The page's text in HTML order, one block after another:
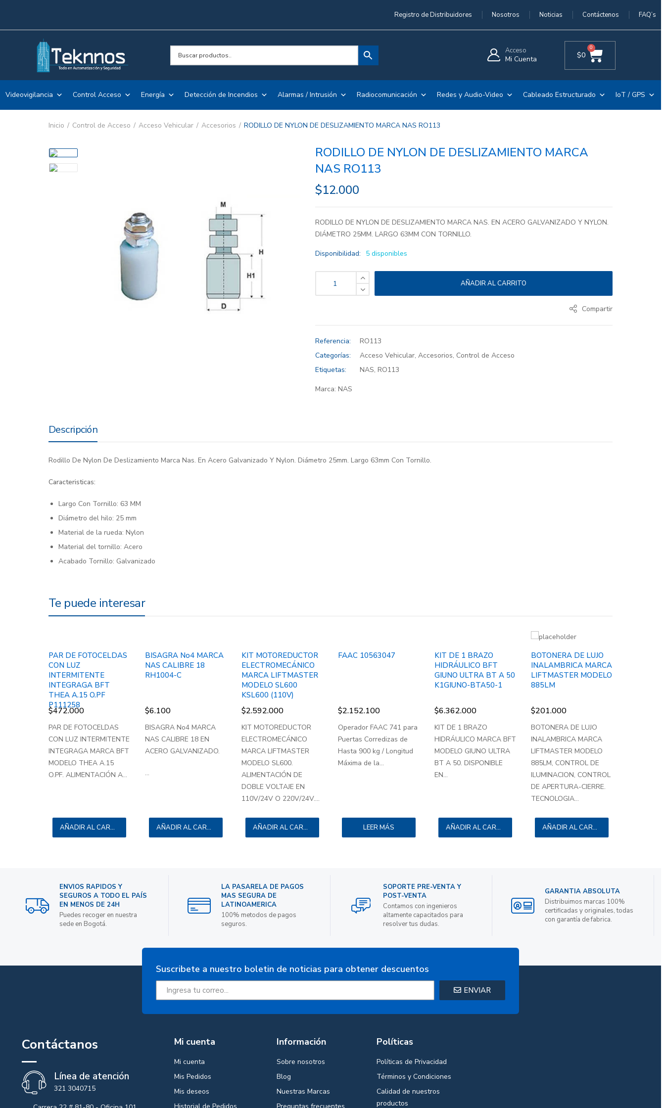
Registro de Distribuidores Nosotros Noticias Contáctenos FAQ’s
Acceso
Mi Cuenta $0
0
Videovigilancia Control Acceso Energía Detección de Incendios Alarmas / Intrusión Radiocomunicación Redes y Audio-Video Cableado Estructurado IoT / GPS
Inicio Control de Acceso Acceso Vehicular Accesorios RODILLO DE NYLON DE DESLIZAMIENTO MARCA NAS RO113
RODILLO DE NYLON DE DESLIZAMIENTO MARCA
NAS RO113
$12.000
RODILLO DE NYLON DE DESLIZAMIENTO MARCA NAS. EN ACERO GALVANIZADO Y NYLON.
DIÁMETRO 25MM. LARGO 63MM CON TORNILLO.
Disponibilidad: 5 disponibles
AÑADIR AL CARRITO
Compartir
Referencia:
RO113
Categorías:
Acceso Vehicular,Accesorios, Control de Acceso
Etiquetas:
NAS,RO113
Marca:NAS
Descripción
Rodillo De Nylon De Deslizamiento Marca Nas. En Acero Galvanizado Y Nylon. Diámetro 25mm. Largo 63mm Con Tornillo.
Caracteristicas:
Largo Con Tornillo: 63 MM
Diámetro del hilo: 25 mm
Material de la rueda: Nylon
Material del tornillo: Acero
Acabado Tornillo: Galvanizado
Te puede interesar
PAR DE FOTOCELDAS
CON LUZ
INTERMITENTE
INTEGRAGA BFT
THEA A.15 O.PF
P111258
$472.000
PAR DE FOTOCELDAS
CON LUZ INTERMITENTE
INTEGRAGA MARCA BFT
MODELO THEA A.15
O.PF. ALIMENTACIÓN A...
AÑADIR AL CARRITO
BISAGRA No4 MARCA
NAS CALIBRE 18
RH1004-C
$6.100
BISAGRA No4 MARCA
NAS CALIBRE 18 EN
ACERO GALVANIZADO.
...
AÑADIR AL CARRITO
KIT MOTOREDUCTOR
ELECTROMECÁNICO
MARCA LIFTMASTER
MODELO SL600
KSL600 (110V)
$2.592.000
KIT MOTOREDUCTOR
ELECTROMECÁNICO
MARCA LIFTMASTER
MODELO SL600.
ALIMENTACIÓN DE
DOBLE VOLTAJE EN
110V/24V O 220V/24V....
AÑADIR AL CARRITO
FAAC 10563047
$2.152.100
Operador FAAC 741 para
Puertas Corredizas de
Hasta 900 kg / Longitud
Máxima de la...
LEER MÁS
KIT DE 1 BRAZO
HIDRÁULICO BFT
GIUNO ULTRA BT A 50
K1GIUNO-BTA50-1
$6.362.000
KIT DE 1 BRAZO
HIDRÁULICO MARCA BFT
MODELO GIUNO ULTRA
BT A 50. DISPONIBLE
EN...
AÑADIR AL CARRITO
BOTONERA DE LUJO
INALAMBRICA MARCA
LIFTMASTER MODELO
885LM
$201.000
BOTONERA DE LUJO
INALAMBRICA MARCA
LIFTMASTER MODELO
885LM, CONTROL DE
ILUMINACION, CONTROL
DE APERTURA-CIERRE.
TECNOLOGIA...
AÑADIR AL CARRITO
ENVIOS RAPIDOS Y
SEGUROS A TODO EL PAÍS
EN MENOS DE 24H
Puedes recoger en nuestra
sede en Bogotá.
LA PASARELA DE PAGOS
MAS SEGURA DE
LATINOAMERICA
100% metodos de pagos
seguros.
SOPORTE PRE-VENTA Y
POST-VENTA
Contamos con ingenieros
altamente capacitados para
resolver tus dudas.
GARANTIA ABSOLUTA
Distribuimos marcas 100%
certificadas y originales, todas
con garantía de fabrica.
Suscribete a nuestro boletin de noticias para obtener descuentos
ENVIAR
Contáctanos
Línea de atención
321 3040715
Mi cuenta
Mi cuenta
Mis Pedidos
Mis deseos
Información
Sobre nosotros
Blog
Nuestras Marcas
Políticas
Políticas de Privacidad
Términos y Condiciones
Calidad de nuestros
productos